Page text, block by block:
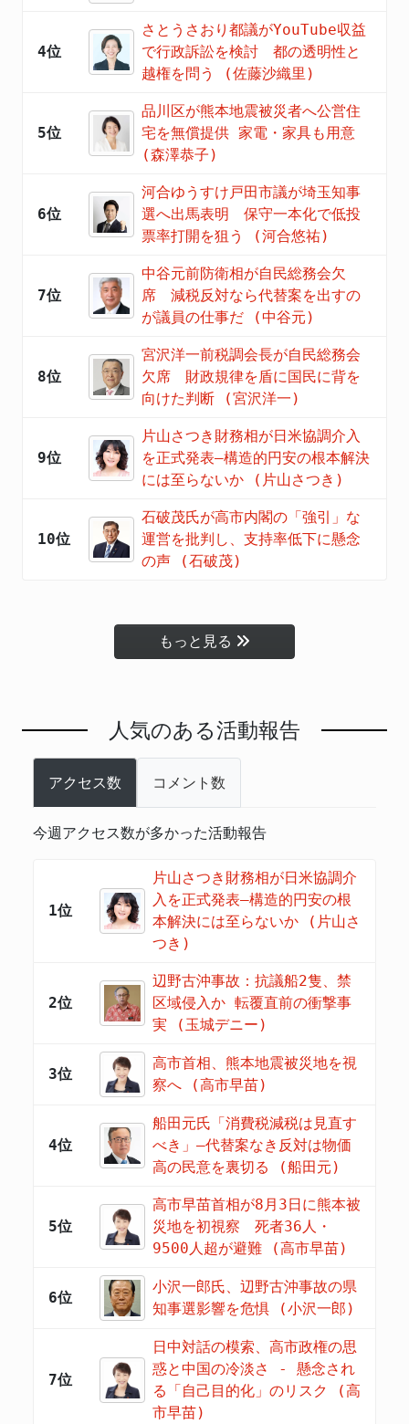
4位
さとうさおり都議がYouTube収益
で行政訴訟を検討 都の透明性と
越権を問う (佐藤沙織里)
5位
品川区が熊本地震被災者へ公営住
宅を無償提供 家電・家具も用意
(森澤恭子)
6位
河合ゆうすけ戸田市議が埼玉知事
選へ出馬表明 保守一本化で低投
票率打開を狙う (河合悠祐)
7位
中谷元前防衛相が自民総務会欠
席 減税反対なら代替案を出すの
が議員の仕事だ (中谷元)
8位
宮沢洋一前税調会長が自民総務会
欠席 財政規律を盾に国民に背を
向けた判断 (宮沢洋一)
9位
片山さつき財務相が日米協調介入
を正式発表―構造的円安の根本解決
には至らないか (片山さつき)
10位
石破茂氏が高市内閣の「強引」な
運営を批判し、支持率低下に懸念
の声 (石破茂)
もっと見る
人気のある活動報告
アクセス数 コメント数
今週アクセス数が多かった活動報告
1位
片山さつき財務相が日米協調介
入を正式発表―構造的円安の根
本解決には至らないか (片山さ
つき)
2位
辺野古沖事故：抗議船2隻、禁
区域侵入か 転覆直前の衝撃事
実 (玉城デニー)
3位
高市首相、熊本地震被災地を視
察へ (高市早苗)
4位
船田元氏「消費税減税は見直す
べき」―代替案なき反対は物価
高の民意を裏切る (船田元)
5位
高市早苗首相が8月3日に熊本被
災地を初視察 死者36人・
9500人超が避難 (高市早苗)
6位
小沢一郎氏、辺野古沖事故の県
知事選影響を危惧 (小沢一郎)
7位
日中対話の模索、高市政権の思
惑と中国の冷淡さ - 懸念され
る「自己目的化」のリスク (高
市早苗)